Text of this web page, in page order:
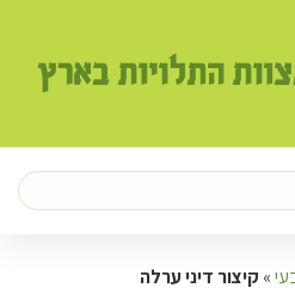
» קיצור דיני ערלה